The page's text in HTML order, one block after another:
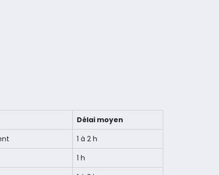
Délai moyen
1 à 2 h
1 h